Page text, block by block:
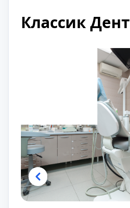
Классик Дент